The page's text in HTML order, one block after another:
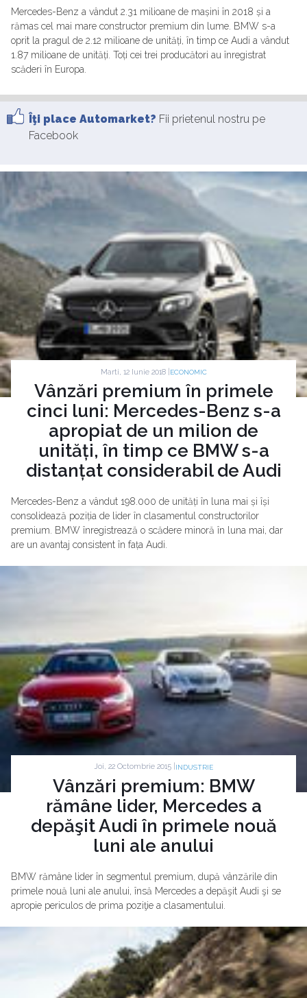
Mercedes-Benz a vândut 2.31 milioane de mașini în 2018 și a
rămas cel mai mare constructor premium din lume. BMW s-a
oprit la pragul de 2.12 milioane de unități, în timp ce Audi a vândut
1.87 milioane de unități. Toți cei trei producători au înregistrat
scăderi în Europa.
Îţi place Automarket? Fii prietenul nostru pe
Facebook
Marti, 12 Iunie 2018 | ECONOMIC
Vânzări premium în primele
cinci luni: Mercedes-Benz s-a
apropiat de un milion de
unități, în timp ce BMW s-a
distanțat considerabil de Audi
Mercedes-Benz a vândut 198.000 de unități în luna mai și își
consolidează poziția de lider în clasamentul constructorilor
premium. BMW înregistrează o scădere minoră în luna mai, dar
are un avantaj consistent în fața Audi.
Joi, 22 Octombrie 2015 | INDUSTRIE
Vânzări premium: BMW
rămâne lider, Mercedes a
depăşit Audi în primele nouă
luni ale anului
BMW rămâne lider în segmentul premium, după vânzările din
primele nouă luni ale anului, însă Mercedes a depăşit Audi şi se
apropie periculos de prima poziţie a clasamentului.